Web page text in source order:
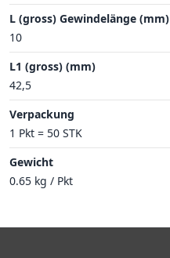
L (gross) Gewindelänge (mm)
10
L1 (gross) (mm)
42,5
Verpackung
1 Pkt = 50 STK
Gewicht
0.65 kg / Pkt